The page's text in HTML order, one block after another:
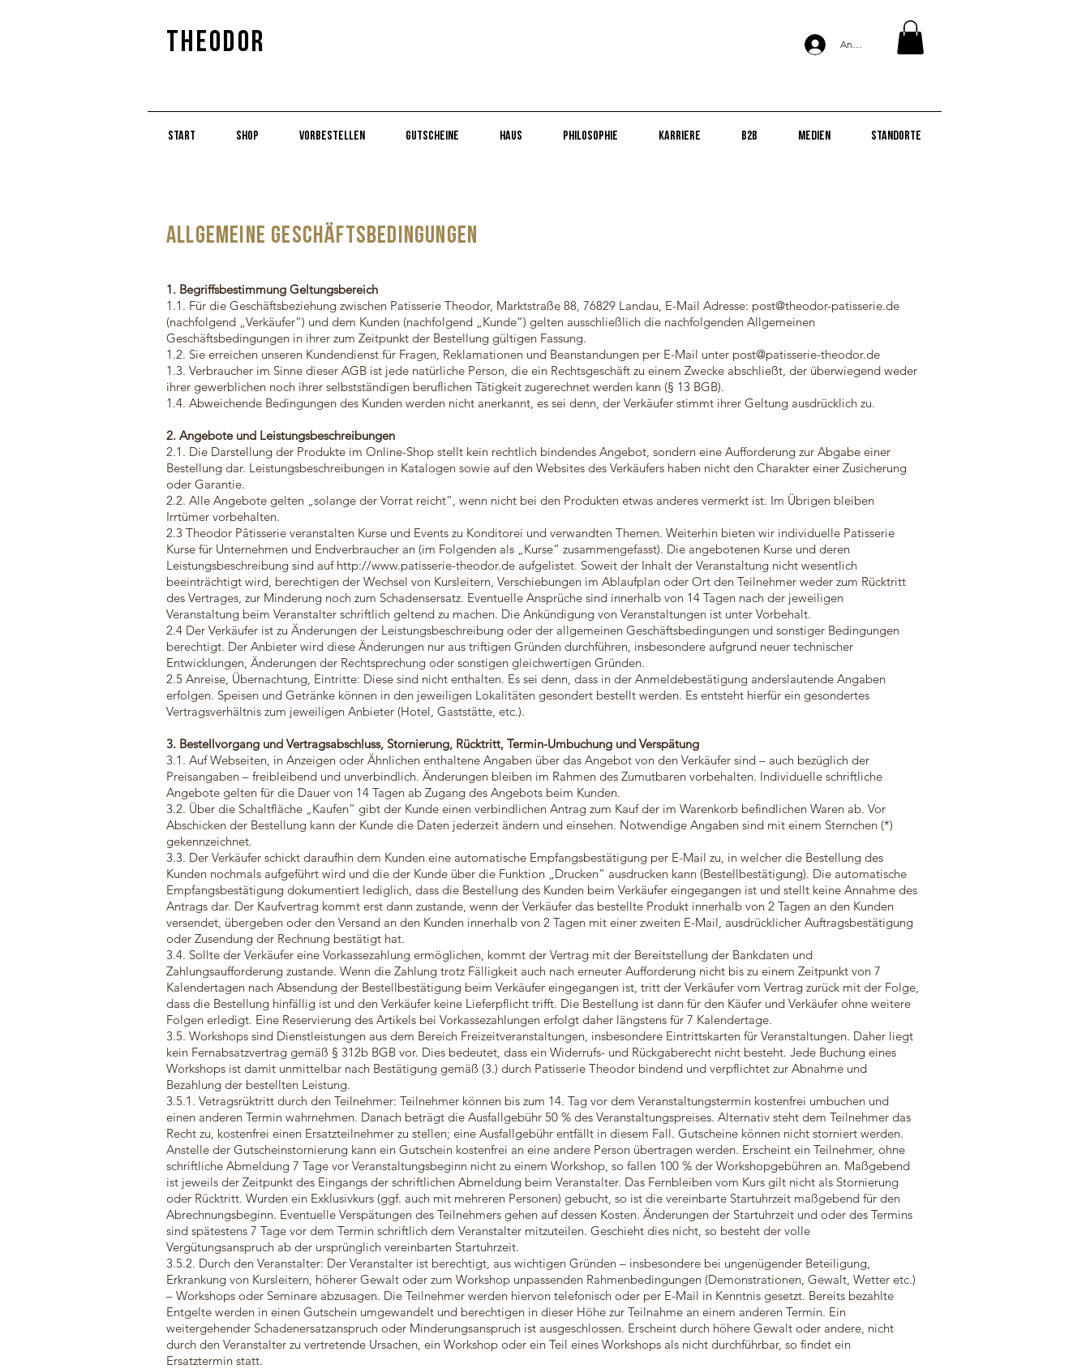
Theodor Anmelden
Start Shop Vorbestellen Gutscheine Haus Philosophie Karriere B2B Medien Standorte
Allgemeine Geschäftsbedingungen
1. Begriffsbestimmung Geltungsbereich
1.1. Für die Geschäftsbeziehung zwischen Patisserie Theodor, Marktstraße 88, 76829 Landau, E-Mail Adresse: post@theodor-patisserie.de
(nachfolgend „Verkäufer“) und dem Kunden (nachfolgend „Kunde“) gelten ausschließlich die nachfolgenden Allgemeinen
Geschäftsbedingungen in ihrer zum Zeitpunkt der Bestellung gültigen Fassung.
1.2. Sie erreichen unseren Kundendienst für Fragen, Reklamationen und Beanstandungen per E-Mail unter post@patisserie-theodor.de
1.3. Verbraucher im Sinne dieser AGB ist jede natürliche Person, die ein Rechtsgeschäft zu einem Zwecke abschließt, der überwiegend weder
ihrer gewerblichen noch ihrer selbstständigen beruflichen Tätigkeit zugerechnet werden kann (§ 13 BGB).
1.4. Abweichende Bedingungen des Kunden werden nicht anerkannt, es sei denn, der Verkäufer stimmt ihrer Geltung ausdrücklich zu.
2. Angebote und Leistungsbeschreibungen
2.1. Die Darstellung der Produkte im Online-Shop stellt kein rechtlich bindendes Angebot, sondern eine Aufforderung zur Abgabe einer
Bestellung dar. Leistungsbeschreibungen in Katalogen sowie auf den Websites des Verkäufers haben nicht den Charakter einer Zusicherung
oder Garantie.
2.2. Alle Angebote gelten „solange der Vorrat reicht“, wenn nicht bei den Produkten etwas anderes vermerkt ist. Im Übrigen bleiben
Irrtümer vorbehalten.
2.3 Theodor Pâtisserie veranstalten Kurse und Events zu Konditorei und verwandten Themen. Weiterhin bieten wir individuelle Patisserie
Kurse für Unternehmen und Endverbraucher an (im Folgenden als „Kurse“ zusammengefasst). Die angebotenen Kurse und deren
Leistungsbeschreibung sind auf http://www.patisserie-theodor.de aufgelistet. Soweit der Inhalt der Veranstaltung nicht wesentlich
beeinträchtigt wird, berechtigen der Wechsel von Kursleitern, Verschiebungen im Ablaufplan oder Ort den Teilnehmer weder zum Rücktritt
des Vertrages, zur Minderung noch zum Schadensersatz. Eventuelle Ansprüche sind innerhalb von 14 Tagen nach der jeweiligen
Veranstaltung beim Veranstalter schriftlich geltend zu machen. Die Ankündigung von Veranstaltungen ist unter Vorbehalt.
2.4 Der Verkäufer ist zu Änderungen der Leistungsbeschreibung oder der allgemeinen Geschäftsbedingungen und sonstiger Bedingungen
berechtigt. Der Anbieter wird diese Änderungen nur aus triftigen Gründen durchführen, insbesondere aufgrund neuer technischer
Entwicklungen, Änderungen der Rechtsprechung oder sonstigen gleichwertigen Gründen.
2.5 Anreise, Übernachtung, Eintritte: Diese sind nicht enthalten. Es sei denn, dass in der Anmeldebestätigung anderslautende Angaben
erfolgen. Speisen und Getränke können in den jeweiligen Lokalitäten gesondert bestellt werden. Es entsteht hierfür ein gesondertes
Vertragsverhältnis zum jeweiligen Anbieter (Hotel, Gaststätte, etc.).
3. Bestellvorgang und Vertragsabschluss, Stornierung, Rücktritt, Termin-Umbuchung und Verspätung
3.1. Auf Webseiten, in Anzeigen oder Ähnlichen enthaltene Angaben über das Angebot von den Verkäufer sind – auch bezüglich der
Preisangaben – freibleibend und unverbindlich. Änderungen bleiben im Rahmen des Zumutbaren vorbehalten. Individuelle schriftliche
Angebote gelten für die Dauer von 14 Tagen ab Zugang des Angebots beim Kunden.
3.2. Über die Schaltfläche „Kaufen“ gibt der Kunde einen verbindlichen Antrag zum Kauf der im Warenkorb befindlichen Waren ab. Vor
Abschicken der Bestellung kann der Kunde die Daten jederzeit ändern und einsehen. Notwendige Angaben sind mit einem Sternchen (*)
gekennzeichnet.
3.3. Der Verkäufer schickt daraufhin dem Kunden eine automatische Empfangsbestätigung per E-Mail zu, in welcher die Bestellung des
Kunden nochmals aufgeführt wird und die der Kunde über die Funktion „Drucken“ ausdrucken kann (Bestellbestätigung). Die automatische
Empfangsbestätigung dokumentiert lediglich, dass die Bestellung des Kunden beim Verkäufer eingegangen ist und stellt keine Annahme des
Antrags dar. Der Kaufvertrag kommt erst dann zustande, wenn der Verkäufer das bestellte Produkt innerhalb von 2 Tagen an den Kunden
versendet, übergeben oder den Versand an den Kunden innerhalb von 2 Tagen mit einer zweiten E-Mail, ausdrücklicher Auftragsbestätigung
oder Zusendung der Rechnung bestätigt hat.
3.4. Sollte der Verkäufer eine Vorkassezahlung ermöglichen, kommt der Vertrag mit der Bereitstellung der Bankdaten und
Zahlungsaufforderung zustande. Wenn die Zahlung trotz Fälligkeit auch nach erneuter Aufforderung nicht bis zu einem Zeitpunkt von 7
Kalendertagen nach Absendung der Bestellbestätigung beim Verkäufer eingegangen ist, tritt der Verkäufer vom Vertrag zurück mit der Folge,
dass die Bestellung hinfällig ist und den Verkäufer keine Lieferpflicht trifft. Die Bestellung ist dann für den Käufer und Verkäufer ohne weitere
Folgen erledigt. Eine Reservierung des Artikels bei Vorkassezahlungen erfolgt daher längstens für 7 Kalendertage.
3.5. Workshops sind Dienstleistungen aus dem Bereich Freizeitveranstaltungen, insbesondere Eintrittskarten für Veranstaltungen. Daher liegt
kein Fernabsatzvertrag gemäß § 312b BGB vor. Dies bedeutet, dass ein Widerrufs- und Rückgaberecht nicht besteht. Jede Buchung eines
Workshops ist damit unmittelbar nach Bestätigung gemäß (3.) durch Patisserie Theodor bindend und verpflichtet zur Abnahme und
Bezahlung der bestellten Leistung.
3.5.1. Vetragsrüktritt durch den Teilnehmer: Teilnehmer können bis zum 14. Tag vor dem Veranstaltungstermin kostenfrei umbuchen und
einen anderen Termin wahrnehmen. Danach beträgt die Ausfallgebühr 50 % des Veranstaltungspreises. Alternativ steht dem Teilnehmer das
Recht zu, kostenfrei einen Ersatzteilnehmer zu stellen; eine Ausfallgebühr entfällt in diesem Fall. Gutscheine können nicht storniert werden.
Anstelle der Gutscheinstornierung kann ein Gutschein kostenfrei an eine andere Person übertragen werden. Erscheint ein Teilnehmer, ohne
schriftliche Abmeldung 7 Tage vor Veranstaltungsbeginn nicht zu einem Workshop, so fallen 100 % der Workshopgebühren an. Maßgebend
ist jeweils der Zeitpunkt des Eingangs der schriftlichen Abmeldung beim Veranstalter. Das Fernbleiben vom Kurs gilt nicht als Stornierung
oder Rücktritt. Wurden ein Exklusivkurs (ggf. auch mit mehreren Personen) gebucht, so ist die vereinbarte Startuhrzeit maßgebend für den
Abrechnungsbeginn. Eventuelle Verspätungen des Teilnehmers gehen auf dessen Kosten. Änderungen der Startuhrzeit und oder des Termins
sind spätestens 7 Tage vor dem Termin schriftlich dem Veranstalter mitzuteilen. Geschieht dies nicht, so besteht der volle
Vergütungsanspruch ab der ursprünglich vereinbarten Startuhrzeit.
3.5.2. Durch den Veranstalter: Der Veranstalter ist berechtigt, aus wichtigen Gründen – insbesondere bei ungenügender Beteiligung,
Erkrankung von Kursleitern, höherer Gewalt oder zum Workshop unpassenden Rahmenbedingungen (Demonstrationen, Gewalt, Wetter etc.)
– Workshops oder Seminare abzusagen. Die Teilnehmer werden hiervon telefonisch oder per E-Mail in Kenntnis gesetzt. Bereits bezahlte
Entgelte werden in einen Gutschein umgewandelt und berechtigen in dieser Höhe zur Teilnahme an einem anderen Termin. Ein
weitergehender Schadenersatzanspruch oder Minderungsanspruch ist ausgeschlossen. Erscheint durch höhere Gewalt oder andere, nicht
durch den Veranstalter zu vertretende Ursachen, ein Workshop oder ein Teil eines Workshops als nicht durchführbar, so findet ein
Ersatztermin statt.